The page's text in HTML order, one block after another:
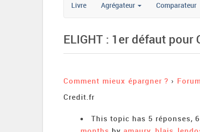
Livre Agrégateur Comparateur
ELIGHT : 1er défaut pour
Comment mieux épargner ? ›
Credit.fr
This topic has 5 réponses,